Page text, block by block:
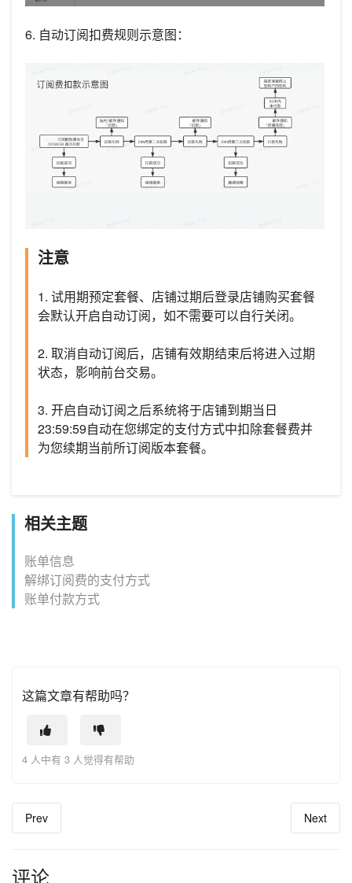
6. 自动订阅扣费规则示意图：
注意
1. 试用期预定套餐、店铺过期后登录店铺购买套餐
会默认开启自动订阅，如不需要可以自行关闭。
2. 取消自动订阅后，店铺有效期结束后将进入过期
状态，影响前台交易。
3. 开启自动订阅之后系统将于店铺到期当日
23:59:59自动在您绑定的支付方式中扣除套餐费并
为您续期当前所订阅版本套餐。
相关主题
账单信息
解绑订阅费的支付方式
账单付款方式
这篇文章有帮助吗？
4 人中有 3 人觉得有帮助
Prev Next
评论